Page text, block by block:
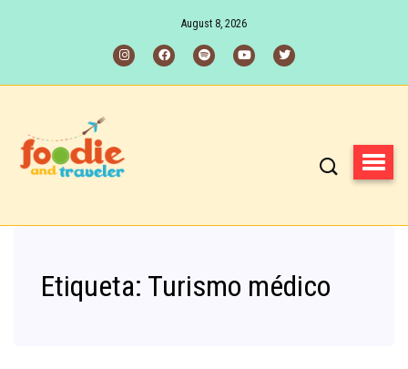
August 8, 2026
Etiqueta: Turismo médico